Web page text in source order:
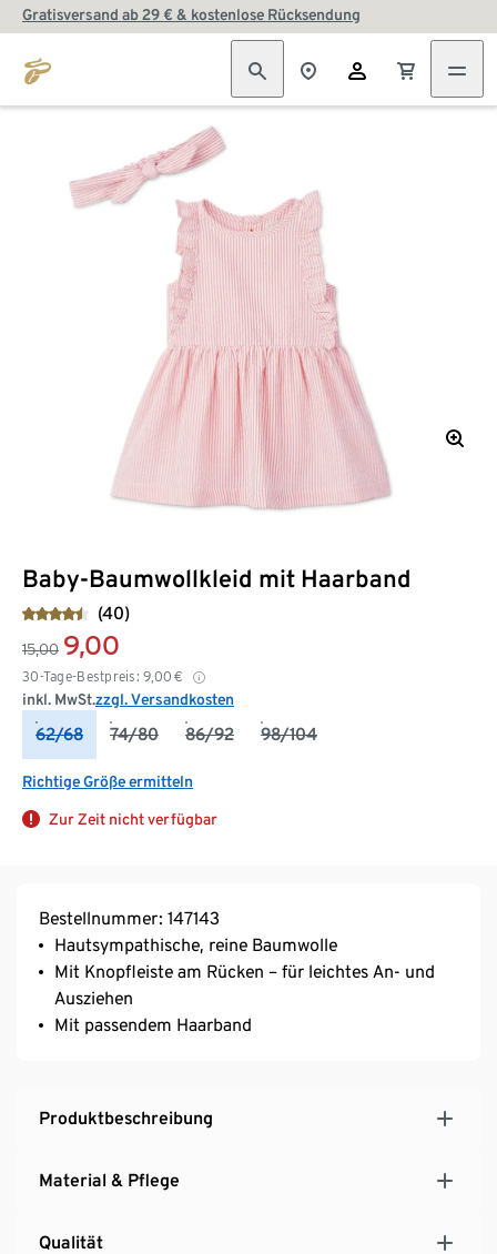
Gratisversand ab 29 € & kostenlose Rücksendung
Baby-Baumwollkleid mit Haarband
(40)
15,00 9,00
30-Tage-Bestpreis: 9,00 €
inkl. MwSt.zzgl. Versandkosten
62/68 74/80 86/92 98/104
Richtige Größe ermitteln
Zur Zeit nicht verfügbar
Bestellnummer: 147143
Hautsympathische, reine Baumwolle
Mit Knopfleiste am Rücken – für leichtes An- und
Ausziehen
Mit passendem Haarband
Produktbeschreibung
Material & Pflege
Qualität